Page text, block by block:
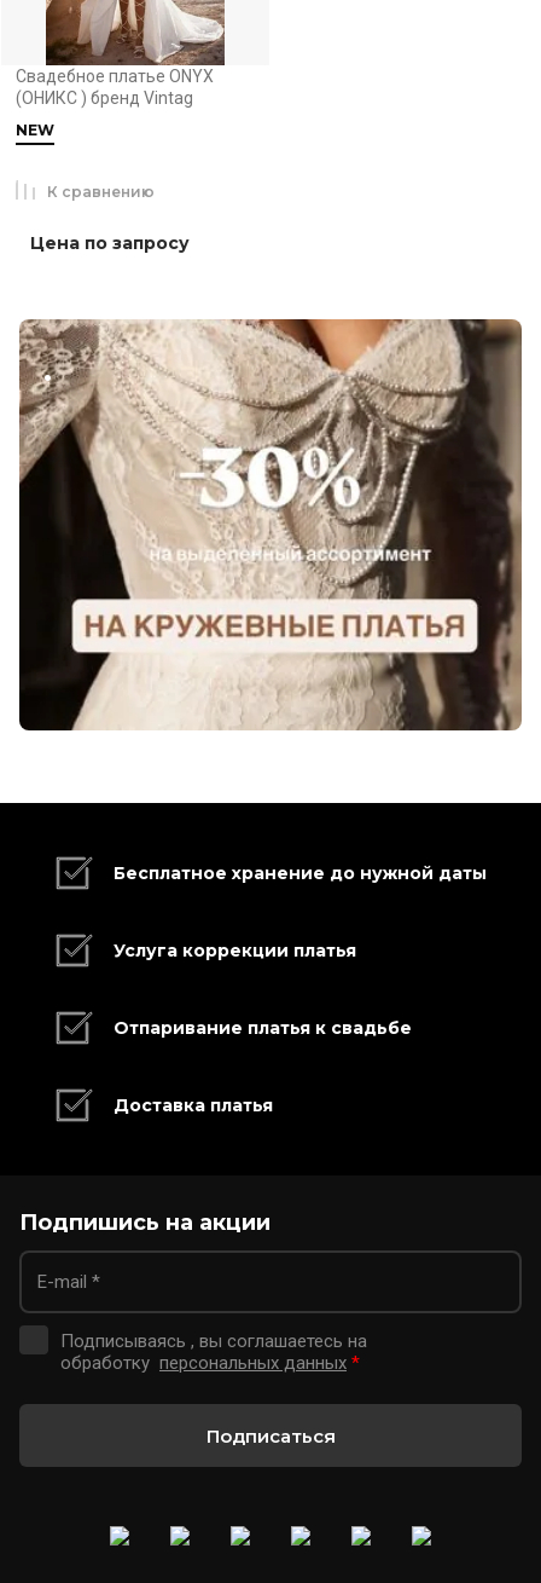
.
Свадебное платье ONYX
(ОНИКС ) бренд Vintag
NEW
Цена по запросу
К сравнению
Бесплатное хранение до нужной даты
Услуга коррекции платья
Отпаривание платья к свадьбе
Доставка платья
Подпишись на акции
Подписываясь , вы соглашаетесь на
обработку персональных данных *
Подписаться